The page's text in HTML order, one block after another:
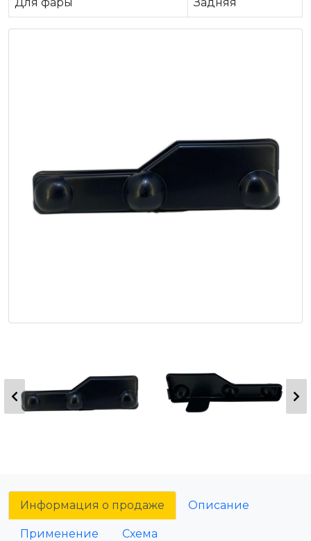
Информация о продаже Описание
Применение Схема